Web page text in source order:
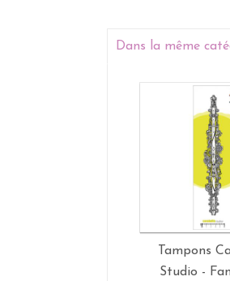
Dans la même
Tampons
Studio -